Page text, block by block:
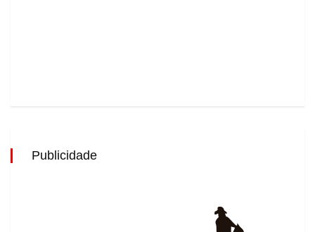
Publicidade